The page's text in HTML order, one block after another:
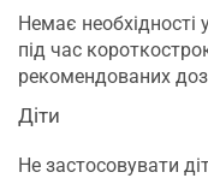
Немає необхідності
під час
рекомендованих
Діти
Не застосовувати